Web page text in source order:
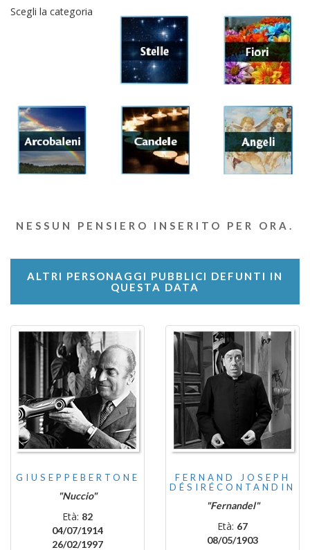
Scegli la categoria
NESSUN PENSIERO INSERITO PER ORA.
ALTRI PERSONAGGI PUBBLICI DEFUNTI IN
QUESTA DATA
GIUSEPPEBERTONE
"Nuccio"
Età: 82
04/07/1914
26/02/1997
FERNAND JOSEPH
DÉSIRÉCONTANDIN
"Fernandel"
Età: 67
08/05/1903